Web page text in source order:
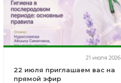
21 июля 2026
22 июля приглашаем вас на
прямой эфир